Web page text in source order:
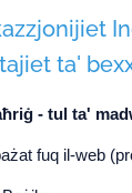
ta'
- tul ta'
fuq il-web